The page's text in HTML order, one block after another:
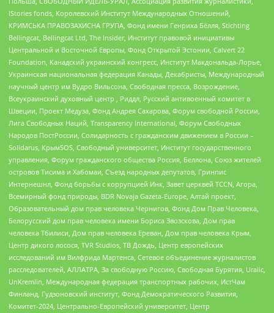
IStories fonds, Королевский Институт Международных Отношений,
КРИМСЬКА ПРАВОЗАХИСНА ГРУПА, Фонд имени Генриха Бёлля, Stichting
Bellingcat, Bellingcat Ltd, The Insider, Институт правовой инициативы
Центральной и Восточной Европы, Фонд Открытой Эстонии, Calvert 22
Foundation, Канадский украинский конгресс, Институт Макдональда-Лорье,
Украинская национальная федерация Канады, Декабристы, Международный
научный центр им Вудро Вильсона, Свободная пресса, Возрождение,
Всеукраинский духовный центр , Риддл, Русский антивоенный комитет в
Швеции, Проект Медуза, Фонд Андрея Сахарова, Форум свободной России,
Лига Свободных Наций, Transparеncy International, Форум Свободных
Народов ПостРоссии, Солидарность с гражданским движением в России –
Solidarus, КрымSOS, Свободный университет, Институт государственного
управления, Форум гражданского общества Россия, Беллона, Союз жителей
островов Тисима и Хабомаи, Съезд народных депутатов, Гринпис
Интернешнл, Фонд борьбы с коррупцией Инк, Завет церквей TCCN, Агора,
Всемирный фонд природы, BDR Novaja Gazeta-Europe, Алтай проект,
Образовательный дом прав человека Чернигов, Фонд Дом Прав Человека,
Белорусский дом прав человека имени Бориса Звозскова, Дом прав
человека Тбилиси, Дом прав человека Ереван, Дом прав человека Крым,
Центр дикого лосося, TVR Studios, ТВ Дождь, Центр европейских
исследований им Вилфрида Мартенса, Сетевое объединение журналистов
расследователей, АЛЛАТРА, За свободную Россию, Свободная Бурятия, Uralic,
UnKremlin, Международная федерация транспортных рабочих, ИстЧам
Финланд, Гудзоновский институт, Фонд Демократического Развития,
Комитет-2024, Центрально-Европейский университет, Центр